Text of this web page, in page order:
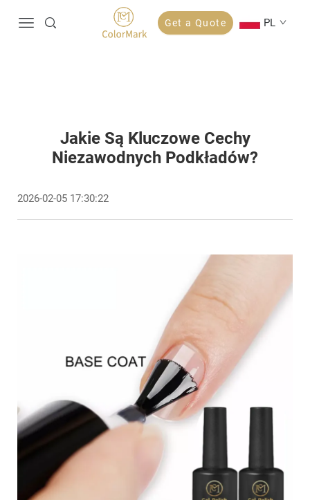
Get a Quote PL
Jakie Są Kluczowe Cechy
Niezawodnych Podkładów?
2026-02-05 17:30:22